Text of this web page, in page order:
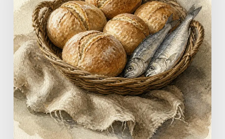
un
estofado
de
carne?
|
Evangelio
del
2